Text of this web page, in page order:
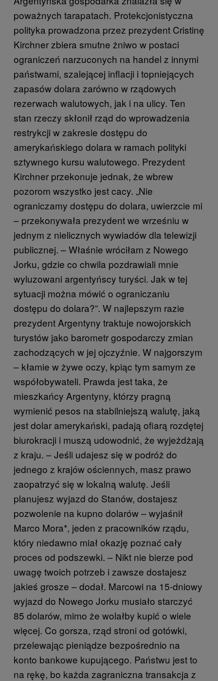
poważnych tarapatach. Protekcjonistyczna
polityka prowadzona przez prezydent Cristinę
Kirchner zbiera smutne żniwo w postaci
ograniczeń narzuconych na handel z innymi
państwami, szalejącej inflacji i topniejących
zapasów dolara zarówno w rządowych
rezerwach walutowych, jak i na ulicy. Ten
stan rzeczy skłonił rząd do wprowadzenia
restrykcji w zakresie dostępu do
amerykańskiego dolara w ramach polityki
sztywnego kursu walutowego. Prezydent
Kirchner przekonuje jednak, że wbrew
pozorom wszystko jest cacy. „Nie
ograniczamy dostępu do dolara, uwierzcie mi
– przekonywała prezydent we wrześniu w
jednym z nielicznych wywiadów dla telewizji
publicznej. – Właśnie wróciłam z Nowego
Jorku, gdzie co chwila pozdrawiali mnie
wyluzowani argentyńscy turyści. Jak w tej
sytuacji można mówić o ograniczaniu
dostępu do dolara?”. W najlepszym razie
prezydent Argentyny traktuje nowojorskich
turystów jako barometr gospodarczy zmian
zachodzących w jej ojczyźnie. W najgorszym
– kłamie w żywe oczy, kpiąc tym samym ze
współobywateli. Prawda jest taka, że
mieszkańcy Argentyny, którzy pragną
wymienić pesos na stabilniejszą walutę, jaką
jest dolar amerykański, padają ofiarą rozdętej
biurokracji i muszą udowodnić, że wyjeżdżają
z kraju. – Jeśli udajesz się w podróż do
jednego z krajów ościennych, masz prawo
zaopatrzyć się w lokalną walutę. Jeśli
planujesz wyjazd do Stanów, dostajesz
pozwolenie na kupno dolarów – wyjaśnił
Marco Mora*, jeden z pracowników rządu,
który niedawno miał okazję poznać cały
proces od podszewki. – Nikt nie bierze pod
uwagę twoich potrzeb i zawsze dostajesz
jakieś grosze – dodał. Marcowi na 15-dniowy
wyjazd do Nowego Jorku musiało starczyć
85 dolarów, mimo że wolałby kupić o wiele
więcej. Co gorsza, rząd stroni od gotówki,
przelewając pieniądze bezpośrednio na
konto bankowe kupującego. Państwu jest to
na rękę, bo każda zagraniczna transakcja z